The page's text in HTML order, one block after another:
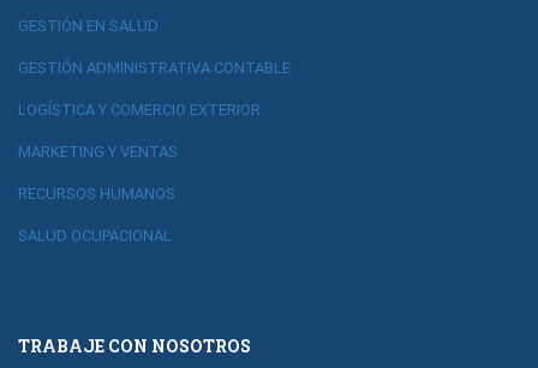
GESTIÓN EN SALUD
GESTIÓN ADMINISTRATIVA CONTABLE
LOGÍSTICA Y COMERCIO EXTERIOR
MARKETING Y VENTAS
RECURSOS HUMANOS
SALUD OCUPACIONAL
TRABAJE CON NOSOTROS